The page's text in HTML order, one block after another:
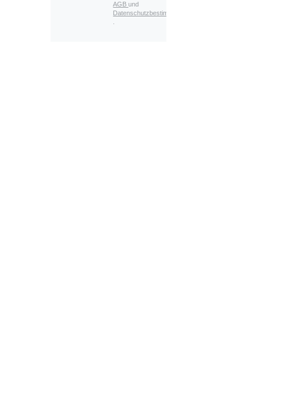
AGBund
Datenschutzbestimmungen